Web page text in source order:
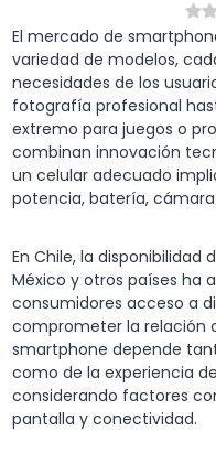
El mercado de
variedad de modelos,
necesidades de los
fotografía profesional
extremo para juegos o
combinan innovación
un celular adecuado
potencia, batería,
En Chile, la
México y otros países ha
consumidores acceso a
comprometer la relación
smartphone depende
como de la experiencia
considerando factores
pantalla y conectividad.